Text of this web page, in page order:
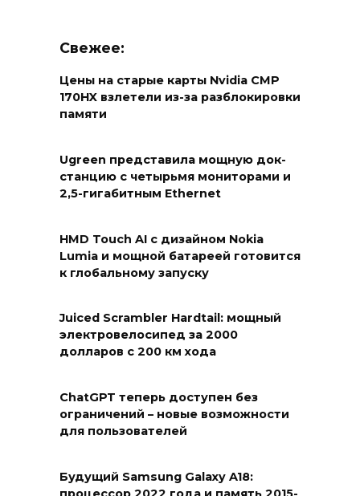
Свежее:
Цены на старые карты Nvidia CMP
170HX взлетели из-за разблокировки
памяти
Ugreen представила мощную док-
станцию с четырьмя мониторами и
2,5-гигабитным Ethernet
HMD Touch AI с дизайном Nokia
Lumia и мощной батареей готовится
к глобальному запуску
Juiced Scrambler Hardtail: мощный
электровелосипед за 2000
долларов с 200 км хода
ChatGPT теперь доступен без
ограничений – новые возможности
для пользователей
Будущий Samsung Galaxy A18: